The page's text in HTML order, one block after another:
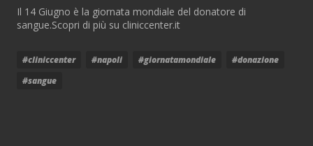
Il 14 Giugno è la giornata mondiale del donatore di
sangue.Scopri di più su cliniccenter.it
#cliniccenter #napoli #giornatamondiale
#donazione
#sangue